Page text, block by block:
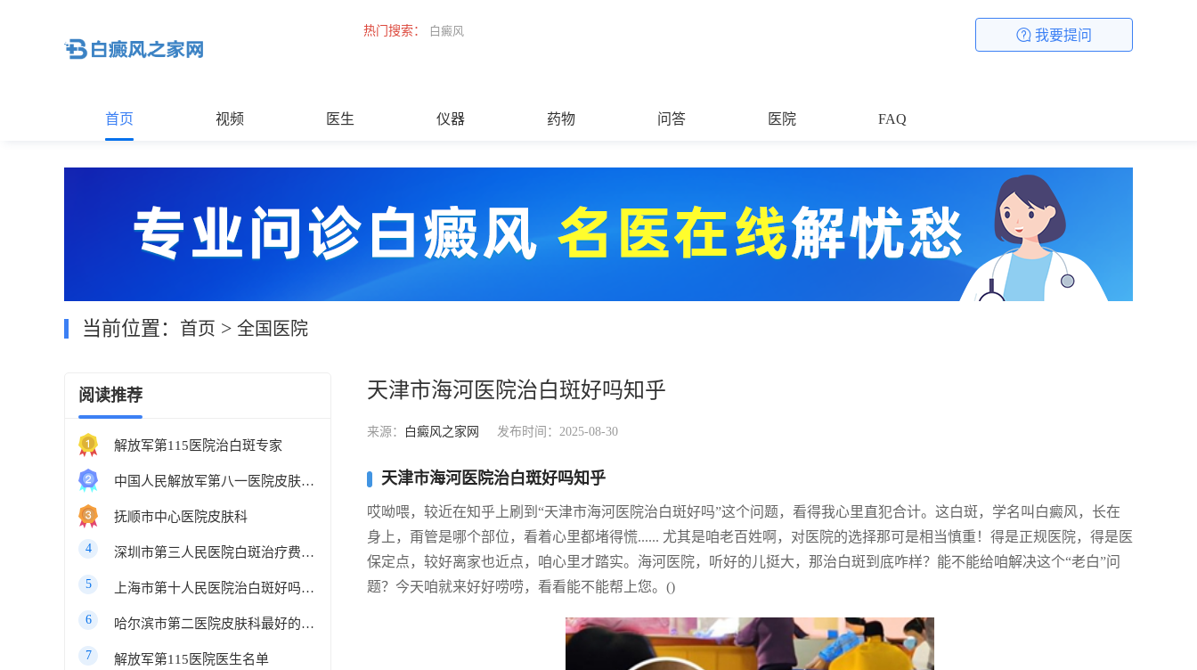
热门搜索： 白癜风 我要提问
首页 视频 医生 仪器 药物 问答 医院 FAQ
当前位置： 首页 > 全国医院
阅读推荐
解放军第115医院治白斑专家
中国人民解放军第八一医院皮肤科最好的医生
抚顺市中心医院皮肤科
4 深圳市第三人民医院白斑治疗费用多少
5 上海市第十人民医院治白斑好吗知乎
6 哈尔滨市第二医院皮肤科最好的医生
7 解放军第115医院医生名单
天津市海河医院治白斑好吗知乎
来源： 白癜风之家网 发布时间：2025-08-30
天津市海河医院治白斑好吗知乎
哎呦喂，较近在知乎上刷到“天津市海河医院治白斑好吗”这个问题，看得我心里直犯合计。这白斑，学名叫白癜风，长在
身上，甭管是哪个部位，看着心里都堵得慌...... 尤其是咱老百姓啊，对医院的选择那可是相当慎重！得是正规医院，得是医
保定点，较好离家也近点，咱心里才踏实。海河医院，听好的儿挺大，那治白斑到底咋样？能不能给咱解决这个“老白”问
题？今天咱就来好好唠唠，看看能不能帮上您。()